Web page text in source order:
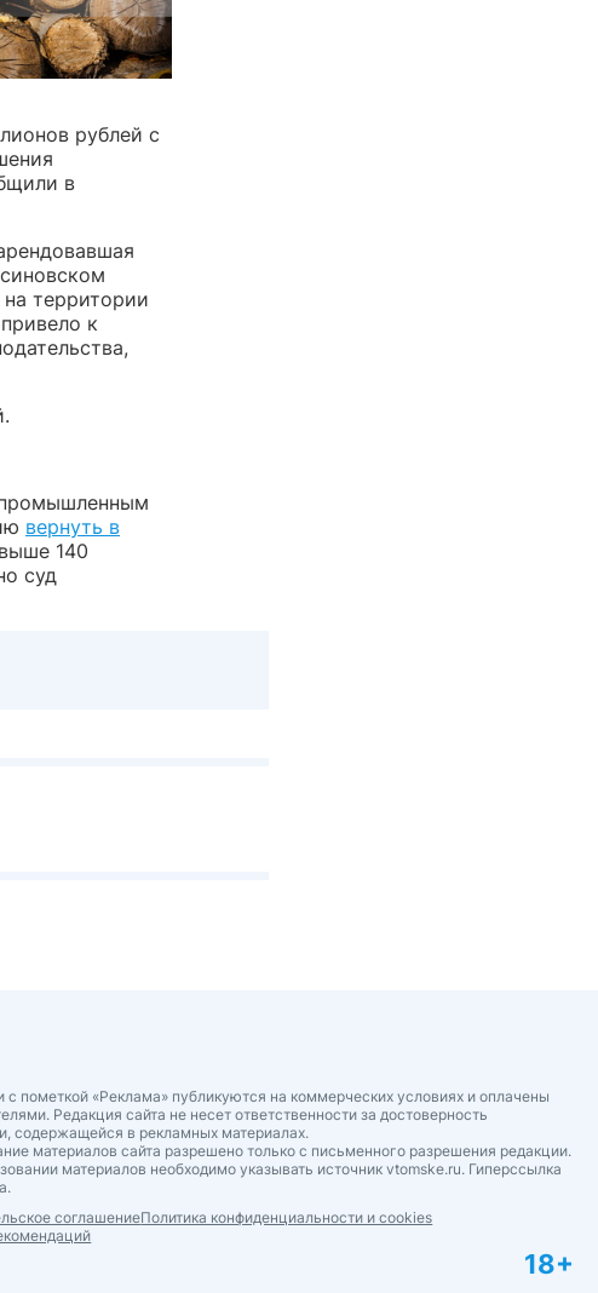
рублей с
в
территории
к
вернуть в
140
суд
с пометкой «Реклама» публикуются на коммерческих условиях и оплачены
Редакция сайта не несет ответственности за достоверность
содержащейся в рекламных материалах.
материалов сайта разрешено только с письменного разрешения редакции.
материалов необходимо указывать источник vtomske.ru. Гиперссылка
соглашениеПолитика конфиденциальности и cookies
18+